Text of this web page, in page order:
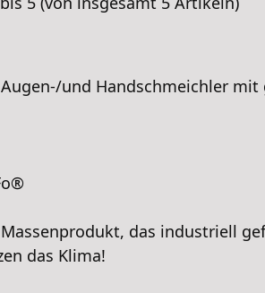
und Handschmeichler
das industriell
das Klima!